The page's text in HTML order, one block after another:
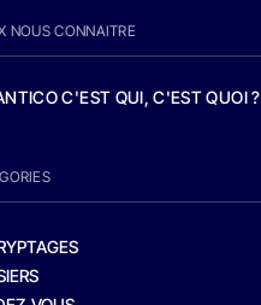
NOUS CONNAITRE
C'EST QUI, C'EST QUOI ?